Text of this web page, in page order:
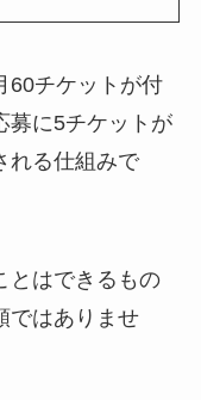
60チケットが付
募に5チケットが
れる仕組みで
とはできるもの
ではありませ